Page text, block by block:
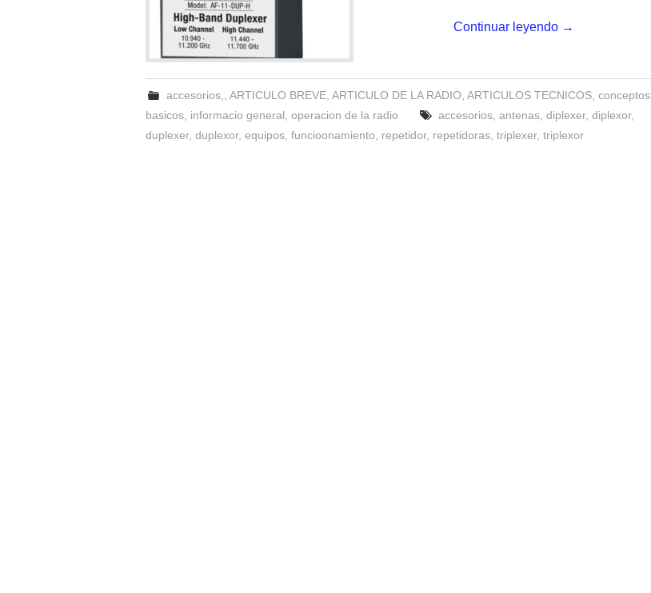
Continuar leyendo →
accesorios, ,ARTICULO BREVE ,ARTICULO DE LA RADIO ,ARTICULOS TECNICOS ,conceptos
basicos informacio general operacion de la radio accesorios ,antenas ,diplexer,diplexor,
duplexer, duplexor, equipos funcioonamiento repetidor, repetidoras triplexer, triplexor